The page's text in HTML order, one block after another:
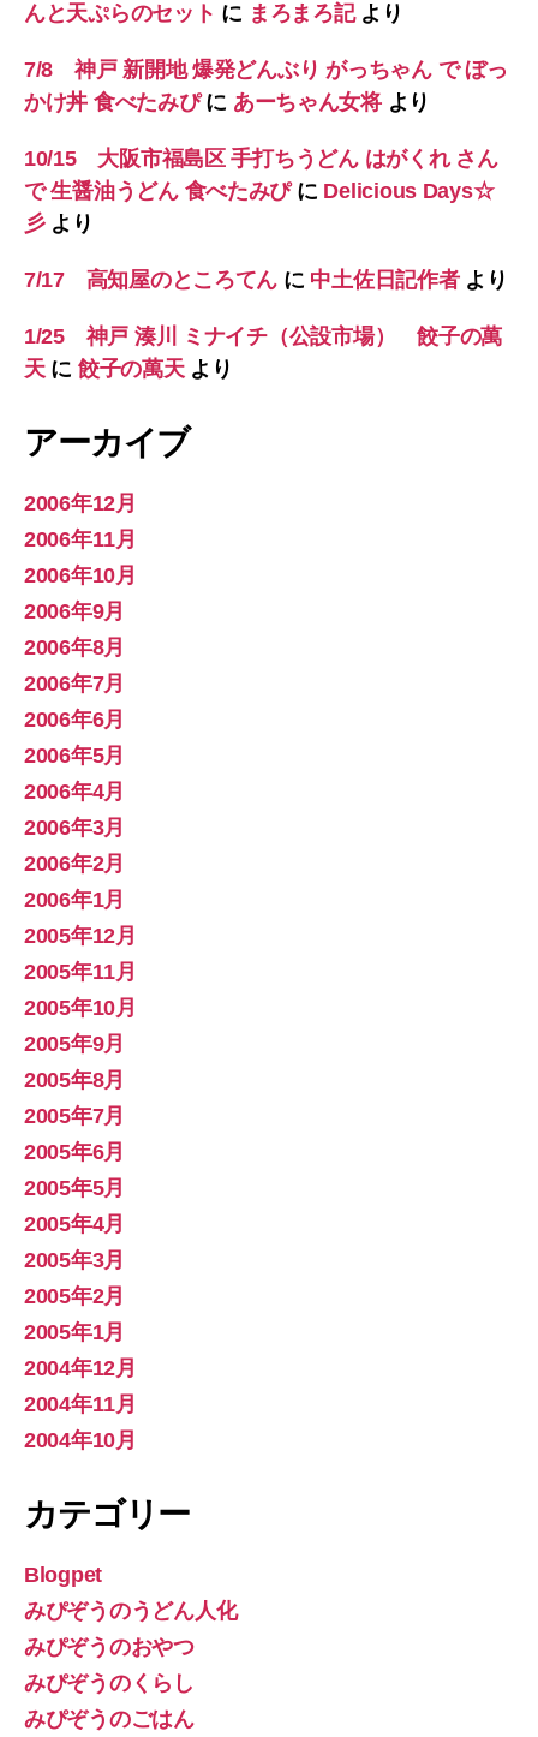
んと天ぷらのセット に まろまろ記より
7/8 神戸 新開地 爆発どんぶり がっちゃん で ぼっ
かけ丼 食べたみぴに あーちゃん女将より
10/15 大阪市福島区 手打ちうどん はがくれ さん
で 生醤油うどん 食べたみぴに Delicious Days☆
彡より
7/17 高知屋のところてん に 中土佐日記作者より
1/25 神戸 湊川 ミナイチ（公設市場） 餃子の萬
天に 餃子の萬天より
アーカイブ
2006年12月
2006年11月
2006年10月
2006年9月
2006年8月
2006年7月
2006年6月
2006年5月
2006年4月
2006年3月
2006年2月
2006年1月
2005年12月
2005年11月
2005年10月
2005年9月
2005年8月
2005年7月
2005年6月
2005年5月
2005年4月
2005年3月
2005年2月
2005年1月
2004年12月
2004年11月
2004年10月
カテゴリー
Blogpet
みぴぞうのうどん人化
みぴぞうのおやつ
みぴぞうのくらし
みぴぞうのごはん